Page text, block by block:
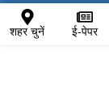
शहर चुनें ई-पेपर